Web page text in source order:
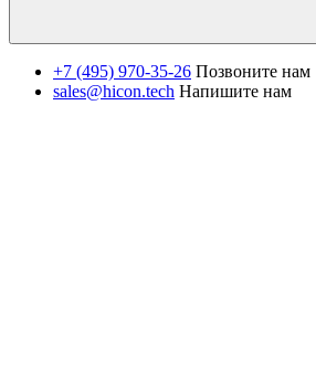
+7 (495) 970-35-26 Позвоните нам
sales@hicon.tech Напишите нам